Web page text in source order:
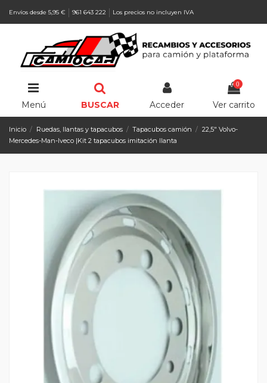
Envíos desde 5,95 € 961 643 222 Los precios no incluyen IVA
Menú BUSCAR Acceder
0
Ver carrito
Inicio Ruedas, llantas y tapacubos Tapacubos camión
22,5" Volvo-
Mercedes-Man-Iveco |Kit 2 tapacubos imitación llanta